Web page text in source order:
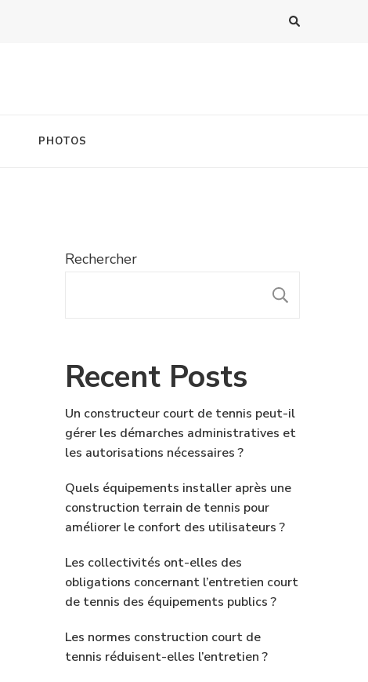
PHOTOS
Rechercher
Recent Posts
Un constructeur court de tennis peut-il
gérer les démarches administratives et
les autorisations nécessaires ?
Quels équipements installer après une
construction terrain de tennis pour
améliorer le confort des utilisateurs ?
Les collectivités ont-elles des
obligations concernant l’entretien court
de tennis des équipements publics ?
Les normes construction court de
tennis réduisent-elles l’entretien ?